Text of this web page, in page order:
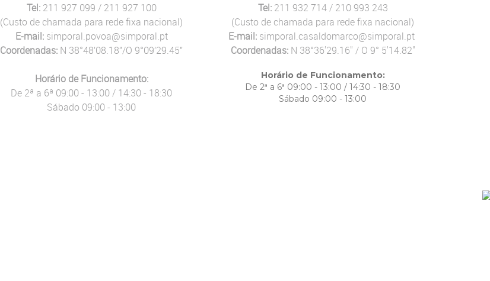
Tel:211 927 099 / 211 927 100
(Custo de chamada para rede fixa nacional)
E-mail:simporal.povoa@simporal.pt
Coordenadas: N 38°48’08.18”/O 9°09’29.45”
Horário de Funcionamento:
De 2ª a 6ª 09:00 - 13:00 / 14:30 - 18:30
Sábado 09:00 - 13:00
Tel:211 932 714 / 210 993 243
(Custo de chamada para rede fixa nacional)
E-mail: simporal.casaldomarco@simporal.pt
Coordenadas: N 38°36'29.16" / O 9° 5'14.82"
Horário de Funcionamento:
De 2ª a 6ª 09:00 - 13:00 / 14:30 - 18:30
Sábado 09:00 - 13:00